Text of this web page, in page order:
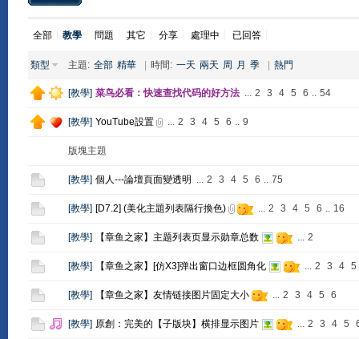
全部 教學 問題 其它 分享 處理中 已回答
類型 主題: 全部 精華 時間: 一天 兩天 周 月 季 熱門
[教學] 菜鸟必看：快速查找代码的好方法 ... 2 3 4 5 6 .. 54
[教學] YouTube設置 ... 2 3 4 5 6 .. 9
版塊主題
[教學] 個人---論壇頁面變透明 ... 2 3 4 5 6 .. 75
[教學] [D7.2] (美化主題列表隔行換色) ... 2 3 4 5 6 .. 16
[教學] 【章鱼之家】主题列表页显示勋章总数 ... 2
[教學] 【章鱼之家】[仿X3]弹出窗口边框圆角化 ... 2 3 4 5
[教學] 【章鱼之家】友情链接图片固定大小 ... 2 3 4 5 6
[教學] 原創：完美的【子版块】横排显示图片 ... 2 3 4 5